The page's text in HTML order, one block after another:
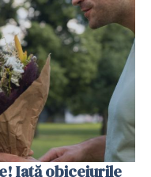
Iată obiceiurile